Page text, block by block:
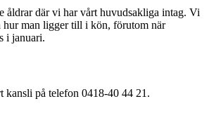
åldrar där vi har vårt huvudsakliga intag. Vi
hur man ligger till i kön, förutom när
i januari.
kansli på telefon 0418-40 44 21.